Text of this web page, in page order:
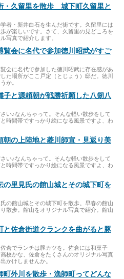
・久留里を散歩 城下町久留里と
者・新井白石を生んだ街です。久留里には
が楽しいです。さて、久留里の見どころを
写真で紹介します。
覧会に名代で参加徳川昭武がすご
会に名代で参加した徳川昭武に存在感があ
た場所がここ戸定（とじょう）邸だ。徳川
か。
と源頼朝が戦勝祈願した八剱八
い♪なんちゃって。そんな軽い散歩をして
時間帯ですっかり絵になる風景ですよ、わ
朝の上陸地と菱川師宣・見返り美
い♪なんちゃって。そんな軽い散歩をして
時間帯ですっかり絵になる風景ですよ、わ
の里見氏の館山城とその城下町を
の館山城とその城下町を散歩。早春の館山
散歩。館山をオリジナル写真で紹介。館山
と佐倉街道クランクを曲がると豚
倉でランチは豚カツを。佐倉には和菓子
校かな、佐倉をたくさんのオリジナル写真
かけしませんか。
町外川を散歩・漁師町ってどんな